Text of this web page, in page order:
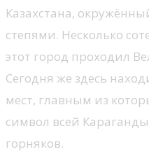
Казахстана,
степями. Несколько
этот город проходил
Сегодня же здесь
мест, главным из
символ всей
горняков.